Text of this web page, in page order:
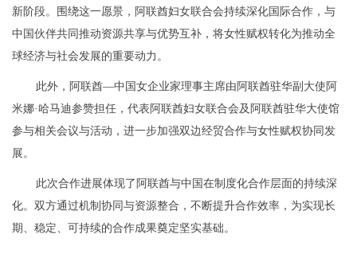
新阶段。围绕这一愿景，阿联酋妇女联合会持续深化国际合作，与
中国伙伴共同推动资源共享与优势互补，将女性赋权转化为推动全
球经济与社会发展的重要动力。
此外，阿联酋—中国女企业家理事主席由阿联酋驻华副大使阿
米娜·哈马迪参赞担任，代表阿联酋妇女联合会及阿联酋驻华大使馆
参与相关会议与活动，进一步加强双边经贸合作与女性赋权协同发
展。
此次合作进展体现了阿联酋与中国在制度化合作层面的持续深
化。双方通过机制协同与资源整合，不断提升合作效率，为实现长
期、稳定、可持续的合作成果奠定坚实基础。